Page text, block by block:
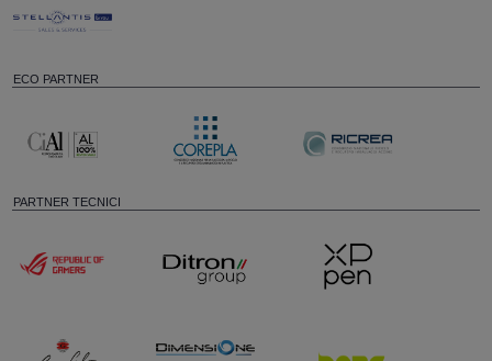
ECO PARTNER
PARTNER TECNICI